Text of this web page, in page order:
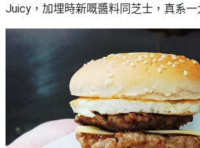
Juicy，加埋時新嘅醬料同芝士，真系一